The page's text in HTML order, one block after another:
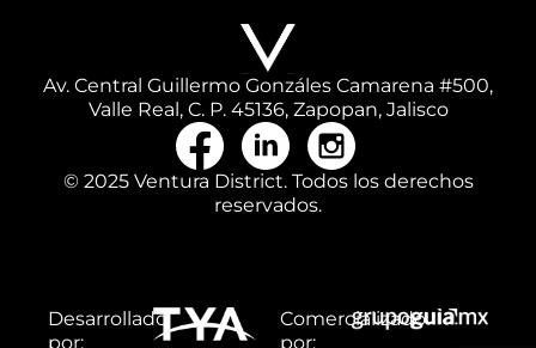
Av. Central Guillermo Gonzáles Camarena #500,
Valle Real, C. P. 45136, Zapopan, Jalisco
© 2025 Ventura District. Todos los derechos
reservados.
Desarrollado
por:
Comercializado
por: